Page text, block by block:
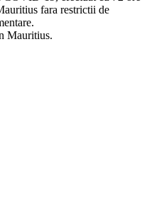
fara restrictii de
Mauritius.